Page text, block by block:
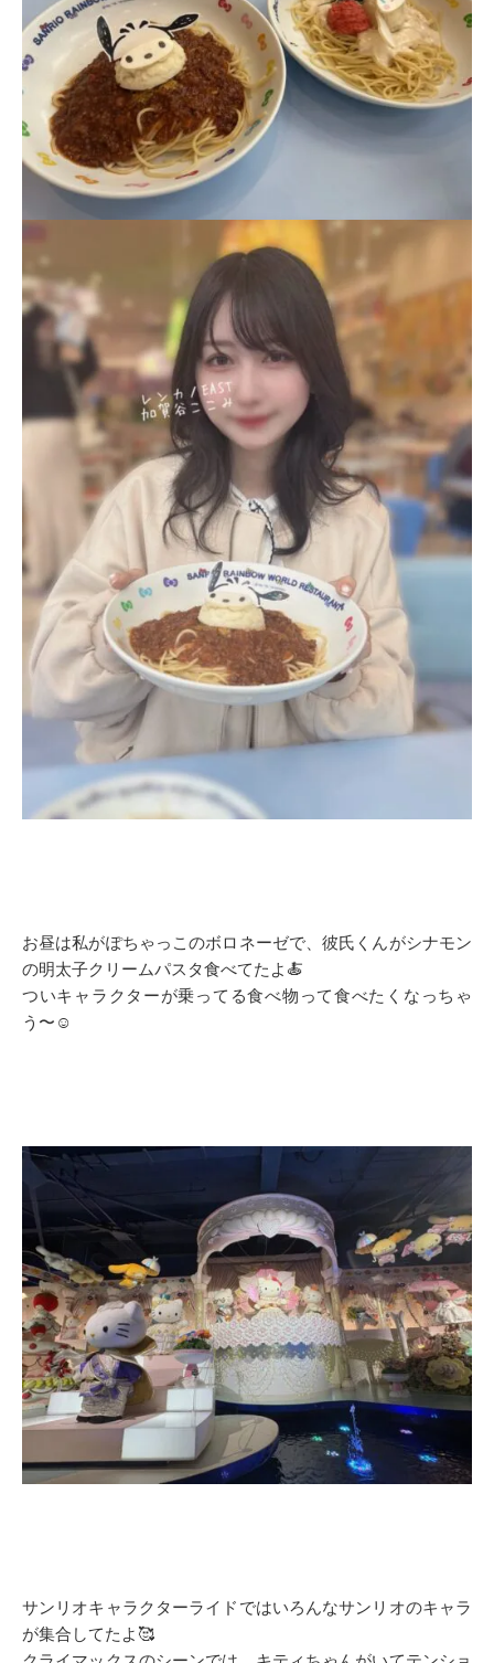
お昼は私がぽちゃっこのボロネーゼで、彼氏くんがシナモン
の明太子クリームパスタ食べてたよ🍝
ついキャラクターが乗ってる食べ物って食べたくなっちゃ
う〜☺️
サンリオキャラクターライドではいろんなサンリオのキャラ
が集合してたよ🥰